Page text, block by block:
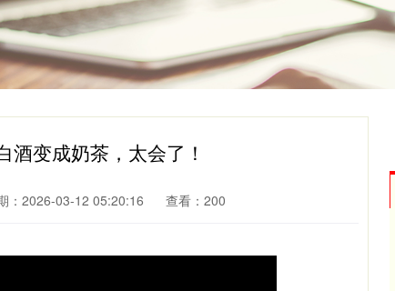
酒变成奶茶，太会了！
：2026-03-12 05:20:16 查看：200